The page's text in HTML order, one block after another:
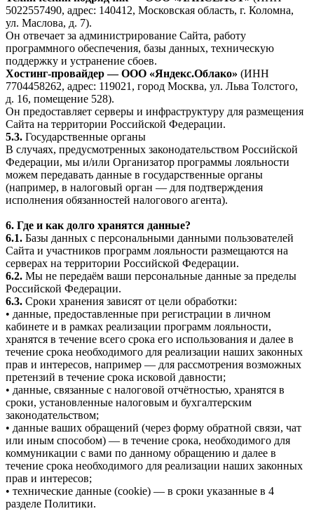
5022557490, адрес: 140412, Московская область, г. Коломна,
ул. Маслова, д. 7).
Он отвечает за администрирование Сайта, работу
программного обеспечения, базы данных, техническую
поддержку и устранение сбоев.
Хостинг-провайдер — ООО «Яндекс.Облако» (ИНН
7704458262, адрес: 119021, город Москва, ул. Льва Толстого,
д. 16, помещение 528).
Он предоставляет серверы и инфраструктуру для размещения
Сайта на территории Российской Федерации.
5.3. Государственные органы
В случаях, предусмотренных законодательством Российской
Федерации, мы и/или Организатор программы лояльности
можем передавать данные в государственные органы
(например, в налоговый орган — для подтверждения
исполнения обязанностей налогового агента).
6. Где и как долго хранятся данные?
6.1. Базы данных с персональными данными пользователей
Сайта и участников программ лояльности размещаются на
серверах на территории Российской Федерации.
6.2. Мы не передаём ваши персональные данные за пределы
Российской Федерации.
6.3. Сроки хранения зависят от цели обработки:
• данные, предоставленные при регистрации в личном
кабинете и в рамках реализации программ лояльности,
хранятся в течение всего срока его использования и далее в
течение срока необходимого для реализации наших законных
прав и интересов, например — для рассмотрения возможных
претензий в течение срока исковой давности;
• данные, связанные с налоговой отчётностью, хранятся в
сроки, установленные налоговым и бухгалтерским
законодательством;
• данные ваших обращений (через форму обратной связи, чат
или иным способом) — в течение срока, необходимого для
коммуникации с вами по данному обращению и далее в
течение срока необходимого для реализации наших законных
прав и интересов;
• технические данные (cookie) — в сроки указанные в 4
разделе Политики.